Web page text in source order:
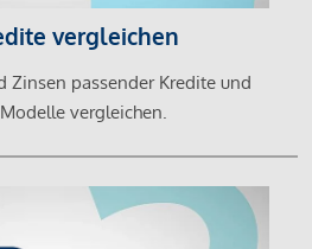
vergleichen
Zinsen passender Kredite und
vergleichen.